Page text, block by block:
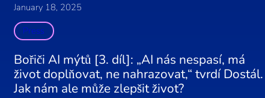
January 18, 2025
Press
Bořiči AI mýtů [3. díl]: „AI nás nespasí, má
život doplňovat, ne nahrazovat,“ tvrdí Dostál.
Jak nám ale může zlepšit život?